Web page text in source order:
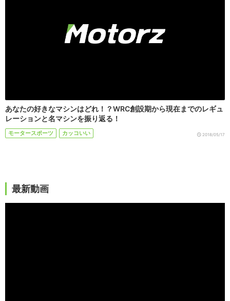
あなたの好きなマシンはどれ！？WRC創設期から現在までのレギュ
レーションと名マシンを振り返る！
モータースポーツ カッコいい 2018/05/17
最新動画